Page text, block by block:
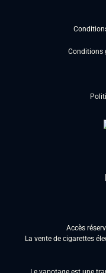
Conditions
Accès
La vente de cigarettes